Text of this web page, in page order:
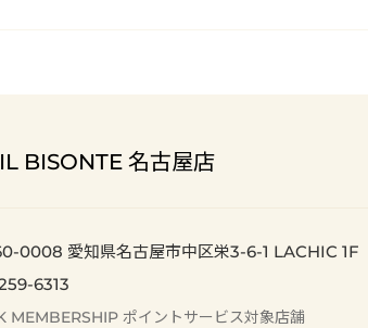
IL BISONTE 名古屋店
0008 愛知県名古屋市中区栄3-6-1 LACHIC 1F
6313
MEMBERSHIP ポイントサービス対象店舗